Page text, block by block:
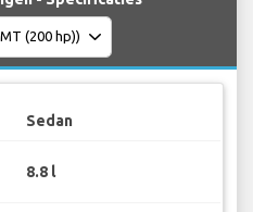
Sedan
8.8 l